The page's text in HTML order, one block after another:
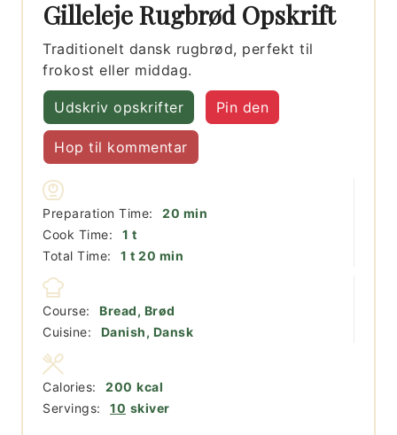
Gilleleje Rugbrød Opskrift
Traditionelt dansk rugbrød, perfekt til
frokost eller middag.
Udskriv opskrifter Pin den
Hop til kommentar
Preparation Time: 20 minutter
min
Cook Time:
1 time
t
Total Time:
1 time
t 20 minutter
min
Course:
Bread, Brød
Cuisine:
Danish, Dansk
Servings: 10 skiver
Calories: 200 kcal